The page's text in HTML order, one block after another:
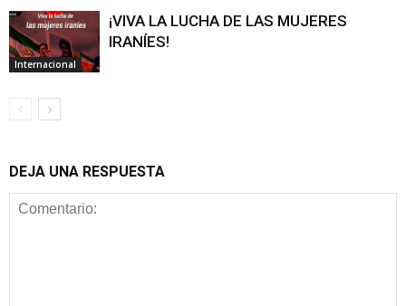
Internacional
¡VIVA LA LUCHA DE LAS MUJERES
IRANÍES!
DEJA UNA RESPUESTA